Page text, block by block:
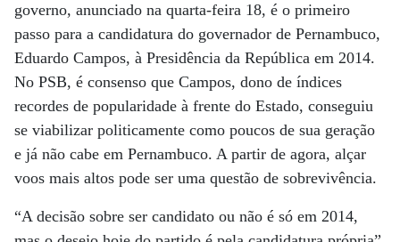
governo, anunciado na quarta-feira 18, é o primeiro
passo para a candidatura do governador de Pernambuco,
Eduardo Campos, à Presidência da República em 2014.
No PSB, é consenso que Campos, dono de índices
recordes de popularidade à frente do Estado, conseguiu
se viabilizar politicamente como poucos de sua geração
e já não cabe em Pernambuco. A partir de agora, alçar
voos mais altos pode ser uma questão de sobrevivência.
“A decisão sobre ser candidato ou não é só em 2014,